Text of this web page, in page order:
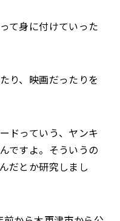
て身に付けていった
り、映画だったりを
ドっていう、ヤンキ
ですよ。そういうの
だとか研究しまし